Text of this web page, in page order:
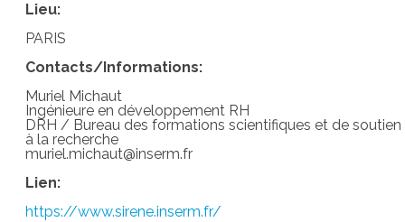
Lieu:
PARIS
Contacts/Informations:
Muriel Michaut
Ingénieure en développement RH
DRH / Bureau des formations scientifiques et de soutien
à la recherche
muriel.michaut@inserm.fr
Lien:
https://www.sirene.inserm.fr/